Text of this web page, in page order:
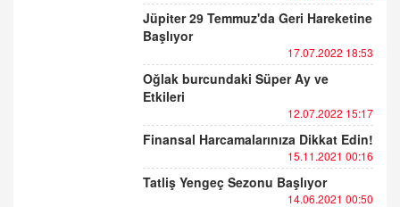
Jüpiter 29 Temmuz'da Geri Hareketine
Başlıyor
17.07.2022 18:53
Oğlak burcundaki Süper Ay ve
Etkileri
12.07.2022 15:17
Finansal Harcamalarınıza Dikkat Edin!
15.11.2021 00:16
Tatliş Yengeç Sezonu Başlıyor
14.06.2021 00:50